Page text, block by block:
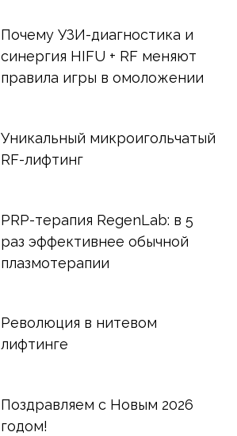
Почему УЗИ-диагностика и
синергия HIFU + RF меняют
правила игры в омоложении
Уникальный микроигольчатый
RF-лифтинг
PRP-терапия RegenLab: в 5
раз эффективнее обычной
плазмотерапии
Революция в нитевом
лифтинге
Поздравляем с Новым 2026
годом!